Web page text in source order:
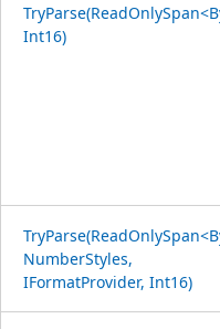
Int16)
NumberStyles,
IFormatProvider, Int16)